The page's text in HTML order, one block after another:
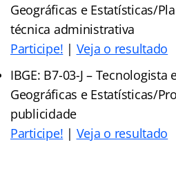
Geográficas e Estatísticas/
técnica administrativa
Participe! | Veja o resultado
IBGE: B7-03-J –
Geográficas e Estatísticas/
publicidade
Participe! | Veja o resultado